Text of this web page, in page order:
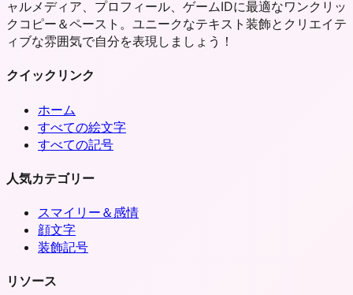
ャルメディア、プロフィール、ゲームIDに最適なワンクリッ
クコピー＆ペースト。ユニークなテキスト装飾とクリエイテ
ィブな雰囲気で自分を表現しましょう！
クイックリンク
ホーム
すべての絵文字
すべての記号
人気カテゴリー
スマイリー＆感情
顔文字
装飾記号
リソース